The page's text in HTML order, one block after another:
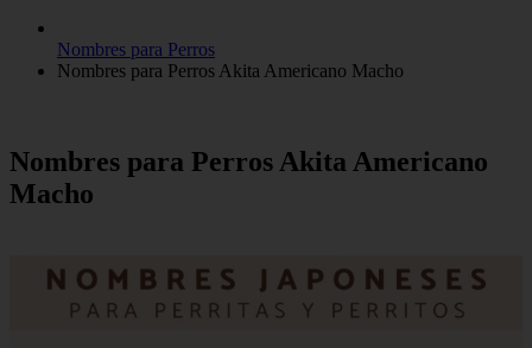
Nombres para Perros
Nombres para Perros Akita Americano Macho
Nombres para Perros Akita Americano
Macho